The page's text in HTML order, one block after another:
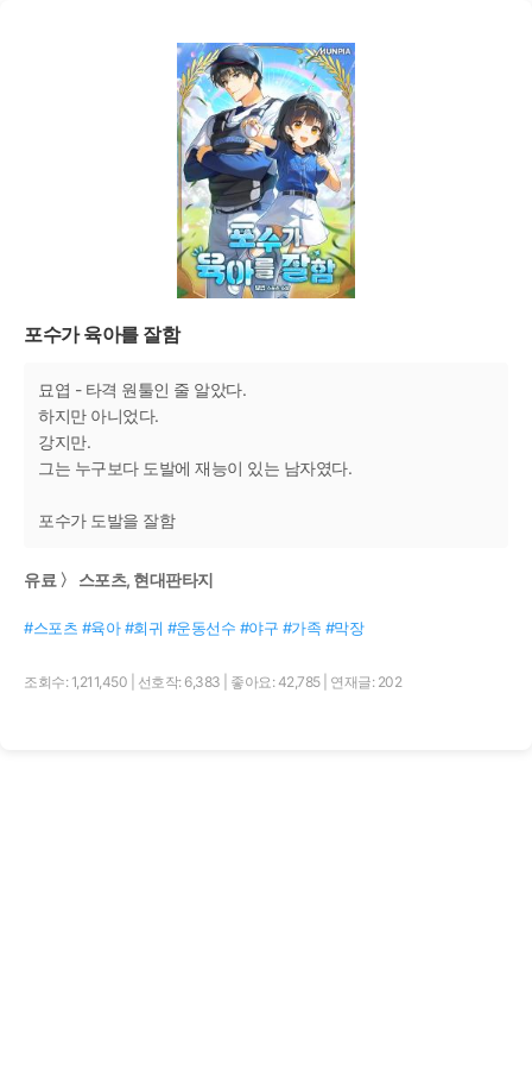
포수가 육아를 잘함
묘엽 - 타격 원툴인 줄 알았다.
하지만 아니었다.
강지만.
그는 누구보다 도발에 재능이 있는 남자였다.
포수가 도발을 잘함
유료 〉 스포츠, 현대판타지
#스포츠 #육아 #회귀 #운동선수 #야구 #가족 #막장
조회수: 1,211,450 선호작: 6,383 좋아요: 42,785 연재글: 202